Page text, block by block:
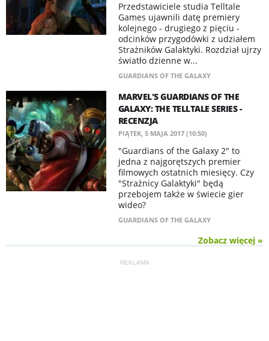
​Przedstawiciele studia Telltale
Games ujawnili datę premiery
kolejnego - drugiego z pięciu -
odcinków przygodówki z udziałem
Strażników Galaktyki. Rozdział ujrzy
światło dzienne w...
GUARDIANS OF THE GALAXY
MARVEL'S GUARDIANS OF THE
GALAXY: THE TELLTALE SERIES -
RECENZJA
PIĄTEK, 5 MAJA 2017 (10:50)
​"Guardians of the Galaxy 2" to
jedna z najgorętszych premier
filmowych ostatnich miesięcy. Czy
"Strażnicy Galaktyki" będą
przebojem także w świecie gier
wideo?
GUARDIANS OF THE GALAXY
Zobacz więcej »
REKLAMA